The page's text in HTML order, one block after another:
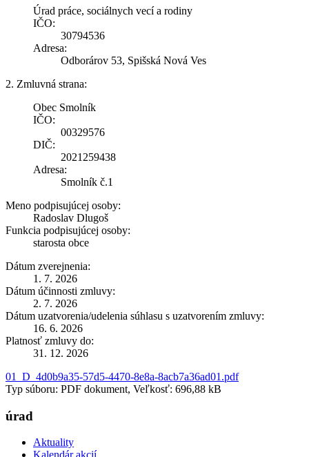
Úrad práce, sociálnych vecí a rodiny
IČO:
30794536
Adresa:
Odborárov 53, Spišská Nová Ves
2. Zmluvná strana:
Obec Smolník
IČO:
00329576
DIČ:
2021259438
Adresa:
Smolník č.1
Meno podpisujúcej osoby:
Radoslav Dlugoš
Funkcia podpisujúcej osoby:
starosta obce
Dátum zverejnenia:
1. 7. 2026
Dátum účinnosti zmluvy:
2. 7. 2026
Dátum uzatvorenia/udelenia súhlasu s uzatvorením zmluvy:
16. 6. 2026
Platnosť zmluvy do:
31. 12. 2026
01_D_4d0b9a35-57d5-4470-8e8a-8acb7a36ad01.pdf
Typ súboru: PDF dokument, Veľkosť: 696,88 kB
úrad
Aktuality